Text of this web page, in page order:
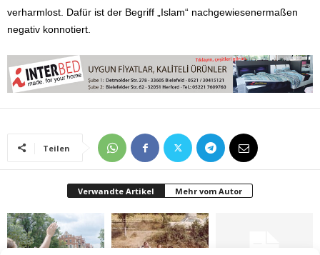
verharmlost. Dafür ist der Begriff „Islam“ nachgewiesenermaßen
negativ konnotiert.
Teilen
Verwandte Artikel Mehr vom Autor